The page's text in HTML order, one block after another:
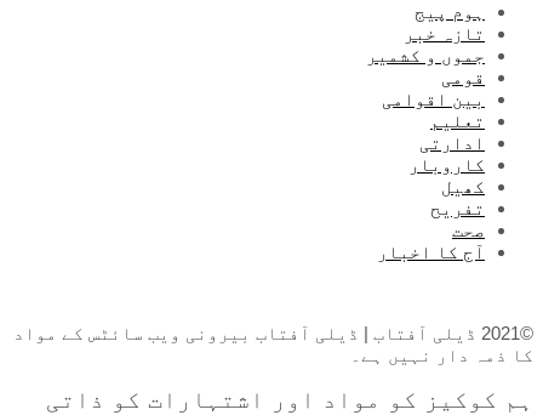
ہوم پیج
تازہ خبر
جموں و کشمیر
قومی
بین اقوامی
تعلیم
ادارتی
کاروبار
کھیل
تفریح
صحت
آج کا اخبار
©2021 ڈیلی آفتاب | ڈیلی آفتاب بیرونی ویب سائٹس کے مواد
کا ذمہ دار نہیں ہے۔
ہم کوکیز کو مواد اور اشتہارات کو ذاتی